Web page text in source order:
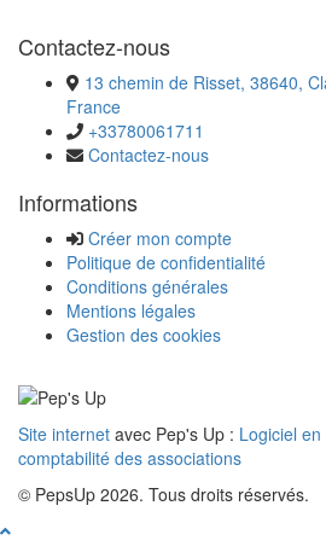
Contactez-nous
13 chemin de Risset, 38640,
France
+33780061711
Contactez-nous
Informations
Créer mon compte
Politique de confidentialité
Conditions générales
Mentions légales
Gestion des cookies
Site internet avec Pep's Up : Logiciel
comptabilité des associations
© PepsUp 2026. Tous droits réservés.